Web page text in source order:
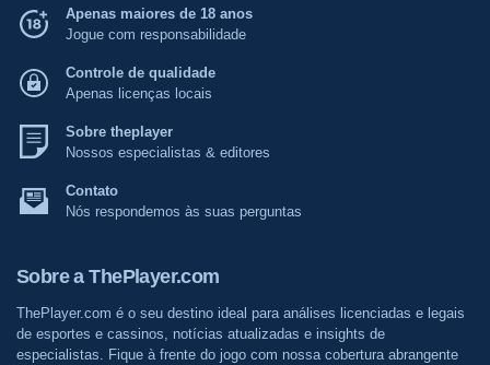
Apenas maiores de 18 anos
Jogue com responsabilidade
Controle de qualidade
Apenas licenças locais
Sobre theplayer
Nossos especialistas & editores
Contato
Nós respondemos às suas perguntas
Sobre a ThePlayer.com
ThePlayer.com é o seu destino ideal para análises licenciadas e legais
de esportes e cassinos, notícias atualizadas e insights de
especialistas. Fique à frente do jogo com nossa cobertura abrangente